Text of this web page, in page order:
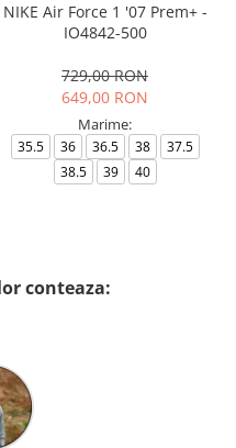
NIKE Air Force 1 '07 Prem+ -
IO4842-500
729,00 RON
649,00 RON
Marime:
35.5 36 36.5 38
37.5
38.5
39 40
conteaza: